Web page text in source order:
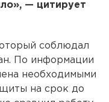
— цитирует
соблюдал
По информации
необходимыми
на срок до